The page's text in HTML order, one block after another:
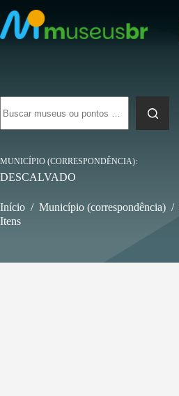
para
o
conteúdo
resultados
MUNICÍPIO (CORRESPONDÊNCIA)
DESCALVADO
Início / Município (correspondência) /
Itens